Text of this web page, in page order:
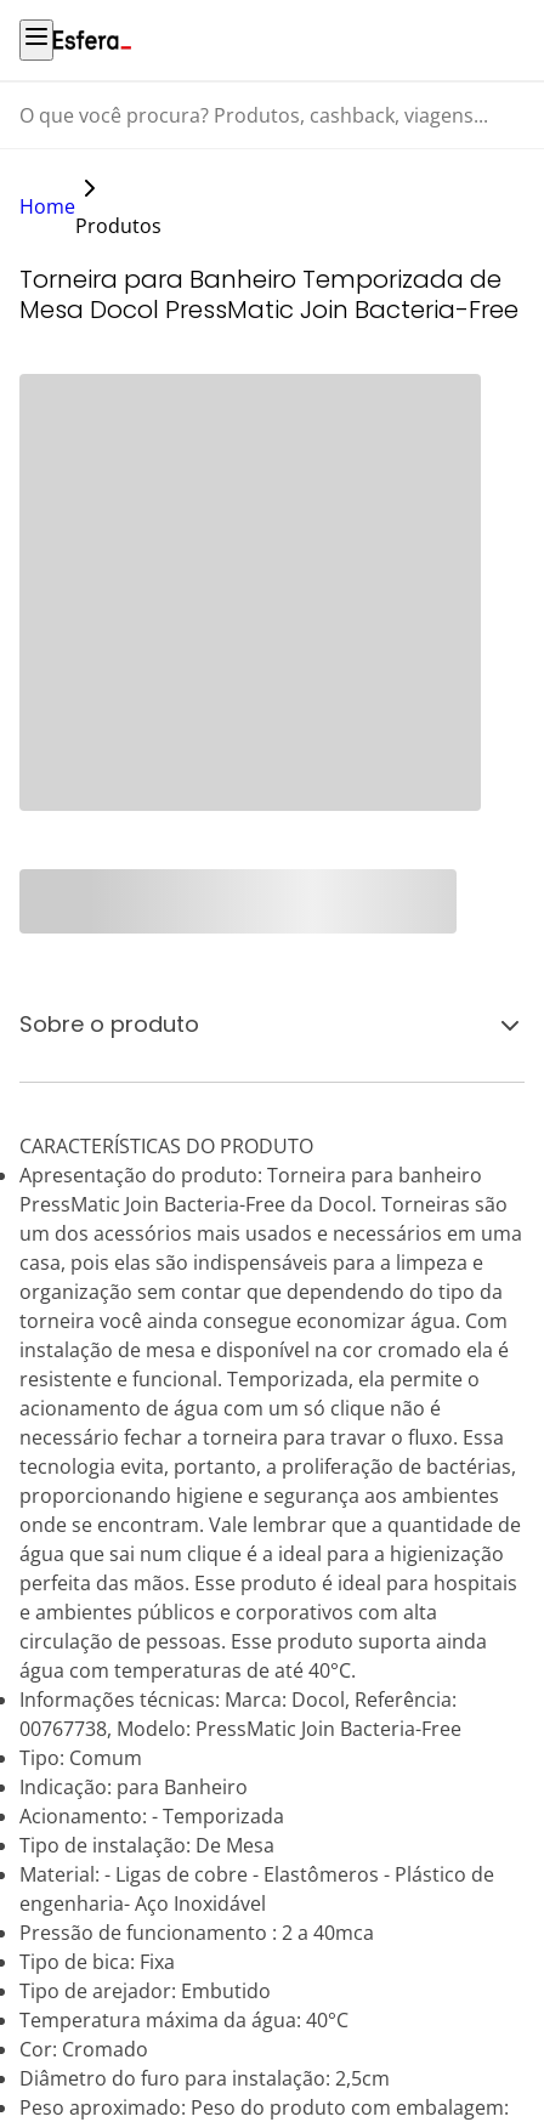
O que você procura? Produtos, cashback, viagens...
Home
Produtos
Torneira para Banheiro Temporizada de
Mesa Docol PressMatic Join Bacteria-Free
Sobre o produto
CARACTERÍSTICAS DO PRODUTO
Apresentação do produto: Torneira para banheiro
PressMatic Join Bacteria-Free da Docol. Torneiras são
um dos acessórios mais usados e necessários em uma
casa, pois elas são indispensáveis para a limpeza e
organização sem contar que dependendo do tipo da
torneira você ainda consegue economizar água. Com
instalação de mesa e disponível na cor cromado ela é
resistente e funcional. Temporizada, ela permite o
acionamento de água com um só clique não é
necessário fechar a torneira para travar o fluxo. Essa
tecnologia evita, portanto, a proliferação de bactérias,
proporcionando higiene e segurança aos ambientes
onde se encontram. Vale lembrar que a quantidade de
água que sai num clique é a ideal para a higienização
perfeita das mãos. Esse produto é ideal para hospitais
e ambientes públicos e corporativos com alta
circulação de pessoas. Esse produto suporta ainda
água com temperaturas de até 40°C.
Informações técnicas: Marca: Docol, Referência:
00767738, Modelo: PressMatic Join Bacteria-Free
Tipo: Comum
Indicação: para Banheiro
Acionamento: - Temporizada
Tipo de instalação: De Mesa
Material: - Ligas de cobre - Elastômeros - Plástico de
engenharia- Aço Inoxidável
Pressão de funcionamento : 2 a 40mca
Tipo de bica: Fixa
Tipo de arejador: Embutido
Temperatura máxima da água: 40°C
Cor: Cromado
Diâmetro do furo para instalação: 2,5cm
Peso aproximado: Peso do produto com embalagem: